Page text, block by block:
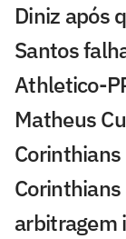
Diniz após
Santos
Athletico-
Matheus
arbitragem